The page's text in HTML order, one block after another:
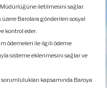
Müdürlüğüne iletilmesini sağlar.
Barolara gönderilen sosyal
kontrol eder.
ödemeleri ile ilgili ödeme
sisteme eklenmesini sağlar ve
kapsamında Baroya